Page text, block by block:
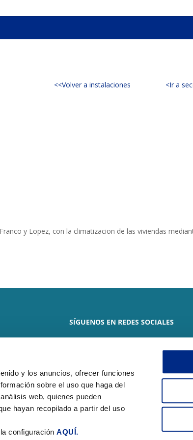
y los anuncios, ofrecer funciones
sobre el uso que haga del
web, quienes pueden
hayan recopilado a partir del uso
configuraciónAQUÍ.
<<Volver a instalaciones <Ir a
y Lopez, con la climatizacion de las viviendas
SÍGUENOS EN REDES SOCIALES